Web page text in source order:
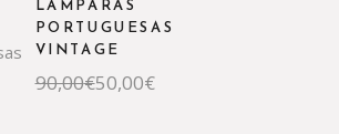
LÁMPARAS
PORTUGUESAS
VINTAGE
90,00€
El
precio
50,00€
El
precio